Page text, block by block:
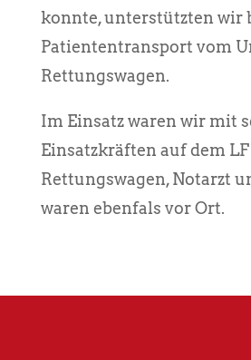
konnte, unterstützten wir
Patiententransport vom
Rettungswagen.
Im Einsatz waren wir mit
Einsatzkräften auf dem LF
Rettungswagen, Notarzt
waren ebenfals vor Ort.